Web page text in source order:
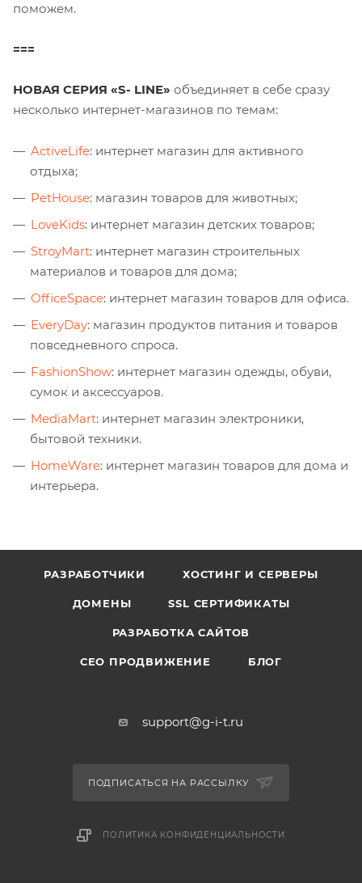
поможем.
===
НОВАЯ СЕРИЯ «S- LINE» объединяет в себе сразу
несколько интернет-магазинов по темам:
ActiveLife: интернет магазин для активного
отдыха;
PetHouse: магазин товаров для животных;
LoveKids: интернет магазин детских товаров;
StroyMart: интернет магазин строительных
материалов и товаров для дома;
OfficeSpace: интернет магазин товаров для офиса.
EveryDay: магазин продуктов питания и товаров
повседневного спроса.
FashionShow: интернет магазин одежды, обуви,
сумок и аксессуаров.
MediaMart: интернет магазин электроники,
бытовой техники.
HomeWare: интернет магазин товаров для дома и
интерьера.
РАЗРАБОТЧИКИ ХОСТИНГ И СЕРВЕРЫ
ДОМЕНЫ SSL СЕРТИФИКАТЫ
РАЗРАБОТКА САЙТОВ
СЕО ПРОДВИЖЕНИЕ БЛОГ
support@g-i-t.ru
ПОДПИСАТЬСЯ НА РАССЫЛКУ
ПОЛИТИКА КОНФИДЕНЦИАЛЬНОСТИ